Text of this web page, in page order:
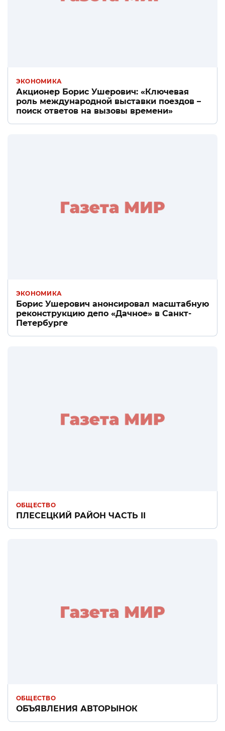
ЭКОНОМИКА
Акционер Борис Ушерович: «Ключевая
роль международной выставки поездов –
поиск ответов на вызовы времени»
ЭКОНОМИКА
Борис Ушерович анонсировал масштабную
реконструкцию депо «Дачное» в Санкт-
Петербурге
ОБЩЕСТВО
ПЛЕСЕЦКИЙ РАЙОН ЧАСТЬ II
ОБЩЕСТВО
ОБЪЯВЛЕНИЯ АВТОРЫНОК